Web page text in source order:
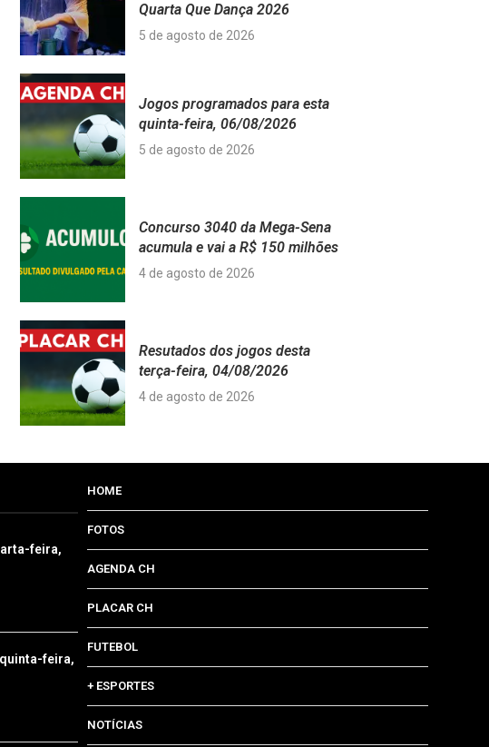
Quarta Que Dança 2026
5 de agosto de 2026
Jogos programados para esta
quinta-feira, 06/08/2026
5 de agosto de 2026
Concurso 3040 da Mega-Sena
acumula e vai a R$ 150 milhões
4 de agosto de 2026
Resutados dos jogos desta
terça-feira, 04/08/2026
4 de agosto de 2026
feira,
feira,
HOME
FOTOS
AGENDA CH
PLACAR CH
FUTEBOL
+ ESPORTES
NOTÍCIAS